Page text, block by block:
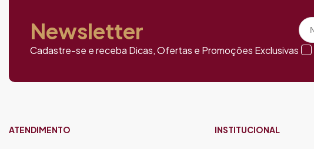
Newsletter
Cadastre-se e receba Dicas, Ofertas e Promoções Exclusivas
ATENDIMENTO INSTITUCIONAL